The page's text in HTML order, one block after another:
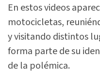
En estos videos
motocicletas,
y visitando distintos
forma parte de su
de la polémica.